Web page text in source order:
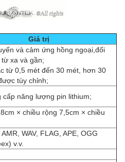
Giá trị
và cảm ứng hồng ngoại,đối
xa và gần;
từ 0,5 mét đến 30 mét, hơn 30
tùy chỉnh;
cấp năng lượng pin lithium;
× chiều rộng 7,5cm × chiều
WAV, FLAG, APE, OGG
v.v.